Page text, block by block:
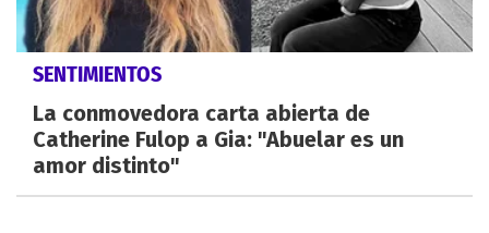
SENTIMIENTOS
La conmovedora carta abierta de
Catherine Fulop a Gia: "Abuelar es un
amor distinto"